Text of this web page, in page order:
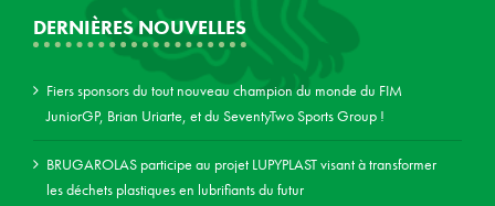
DERNIÈRES NOUVELLES
Fiers sponsors du tout nouveau champion du monde du FIM
JuniorGP, Brian Uriarte, et du SeventyTwo Sports Group !
BRUGAROLAS participe au projet LUPYPLAST visant à transformer
les déchets plastiques en lubrifiants du futur